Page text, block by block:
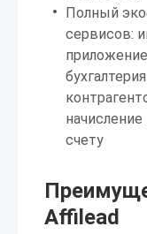
Полный
сервисов:
счету
Affilead